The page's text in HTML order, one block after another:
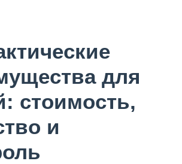
для
стоимость,
и